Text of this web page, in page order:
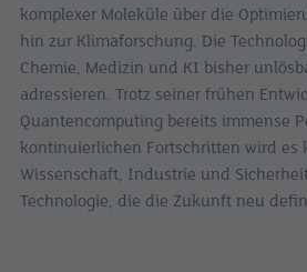
komplexer Moleküle über die
hin zur Klimaforschung. Die
Chemie, Medizin und KI bisher
adressieren. Trotz seiner frühen
Quantencomputing bereits immense
kontinuierlichen Fortschritten wird es
Wissenschaft, Industrie und
Technologie, die die Zukunft neu